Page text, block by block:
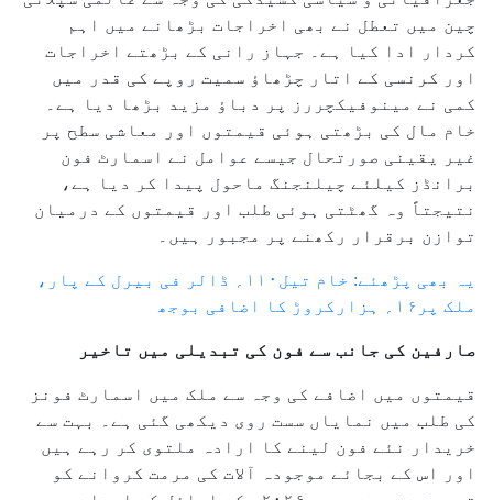
چین میں تعطل نے بھی اخراجات بڑھانے میں اہم
کردار ادا کیا ہے۔ جہاز رانی کے بڑھتے اخراجات
اور کرنسی کے اتار چڑھاؤ سمیت روپے کی قدر میں
کمی نے مینوفیکچررز پر دباؤ مزید بڑھا دیا ہے۔
خام مال کی بڑھتی ہوئی قیمتوں اور معاشی سطح پر
غیر یقینی صورتحال جیسے عوامل نے اسمارٹ فون
برانڈز کیلئے چیلنجنگ ماحول پیدا کر دیا ہے،
نتیجتاً وہ گھٹتی ہوئی طلب اور قیمتوں کے درمیان
توازن برقرار رکھنے پر مجبور ہیں۔
یہ بھی پڑھئے: خام تیل۱۱۰؍ ڈالر فی بیرل کے پار،
ملک پر۱۶؍ ہزارکروڑ کا اضافی بوجھ
صارفین کی جانب سے فون کی تبدیلی میں تاخیر
قیمتوں میں اضافے کی وجہ سے ملک میں اسمارٹ فونز
کی طلب میں نمایاں سست روی دیکھی گئی ہے۔ بہت سے
خریدار نئے فون لینے کا ارادہ ملتوی کر رہے ہیں
اور اس کے بجائے موجودہ آلات کی مرمت کروانے کو